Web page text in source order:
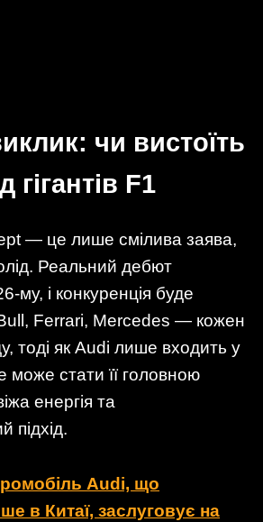
чи вистоїть
гігантів F1
— це лише смілива заява,
Реальний дебют
му, і конкуренція буде
Ferrari, Mercedes — кожен
тоді як Audi лише входить у
може стати її головною
енергія та
підхід.
Audi, що
в Китаї, заслуговує на